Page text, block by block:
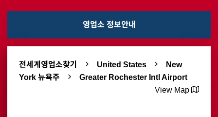
영업소 정보안내
전세계영업소찾기 United States
New
York 뉴욕주
Greater Rochester Intl Airport
View Map